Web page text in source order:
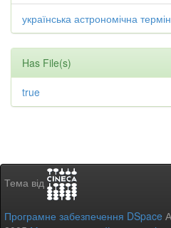
українська астрономічна
Has File(s)
true
Тема від
Програмне забезпечення DSpace